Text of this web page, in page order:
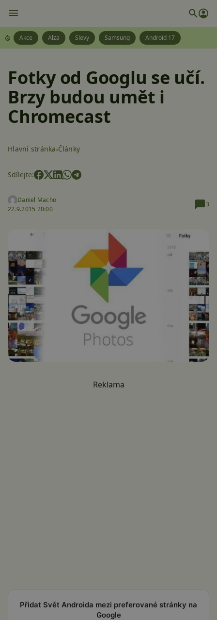
Akce Alza Slevy Samsung Android 17
Fotky od Googlu se učí.
Brzy budou umět i
Chromecast
Hlavní stránka Články
Sdílejte:
Daniel Macho
22.9.2015 20:00
3
Reklama
Přidat Svět Androida mezi preferované stránky na
Google